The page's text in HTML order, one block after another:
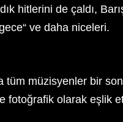
hitlerini de çaldı,
ve daha niceleri.
tüm müzisyenler bir
fotoğrafik olarak eşlik